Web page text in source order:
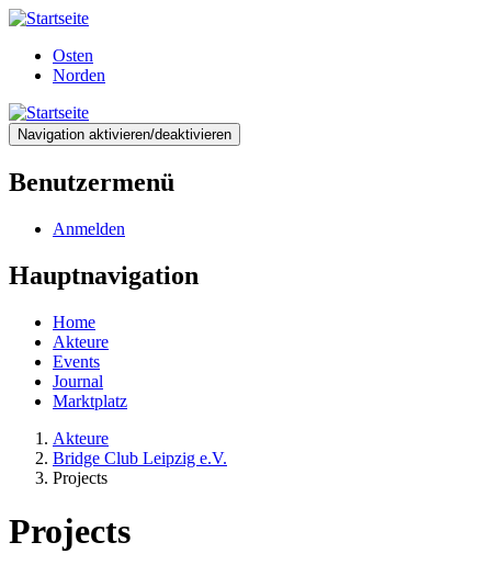
Direkt
Inhalt
Osten
Norden
Navigation aktivieren/deaktivieren
Benutzermenü
Anmelden
Hauptnavigation
Home
Akteure
Events
Journal
Marktplatz
Akteure
Bridge Club Leipzig e.V.
Projects
Projects